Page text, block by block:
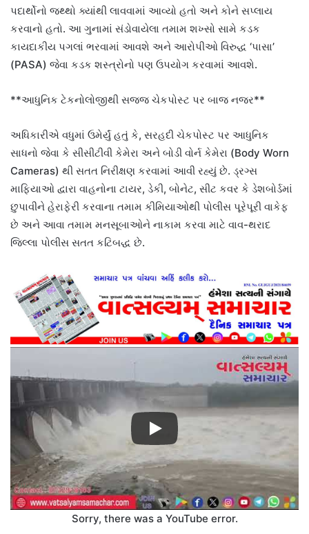
પદાર્થોનો જથ્થો ક્યાંથી લાવવામાં આવ્યો હતો અને કોને સપ્લાય
કરવાનો હતો. આ ગુનામાં સંડોવાયેલા તમામ શખ્સો સામે કડક
કાયદાકીય પગલાં ભરવામાં આવશે અને આરોપીઓ વિરુદ્ધ ‘પાસા’
(PASA) જેવા કડક શસ્ત્રોનો પણ ઉપયોગ કરવામાં આવશે.
**આધુનિક ટેકનોલોજીથી સજ્જ ચેકપોસ્ટ પર બાજ નજર**
અધિકારીએ વધુમાં ઉમેર્યું હતું કે, સરહદી ચેકપોસ્ટ પર આધુનિક
સાધનો જેવા કે સીસીટીવી કેમેરા અને બોડી વોર્ન કેમેરા (Body Worn
Cameras) થી સતત નિરીક્ષણ કરવામાં આવી રહ્યું છે. ડ્રગ્સ
માફિયાઓ દ્વારા વાહનોના ટાયર, ડેકી, બોનેટ, સીટ કવર કે ડેશબોર્ડમાં
છુપાવીને હેરાફેરી કરવાના તમામ કીમિયાઓથી પોલીસ પૂરેપૂરી વાકેફ
છે અને આવા તમામ મનસૂબાઓને નાકામ કરવા માટે વાવ-થરાદ
જિલ્લા પોલીસ સતત કટિબદ્ધ છે.
Sorry, there was a YouTube error.